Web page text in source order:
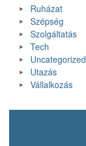
Ruházat
Szépség
Szolgáltatás
Tech
Uncategorized
Utazás
Vállalkozás